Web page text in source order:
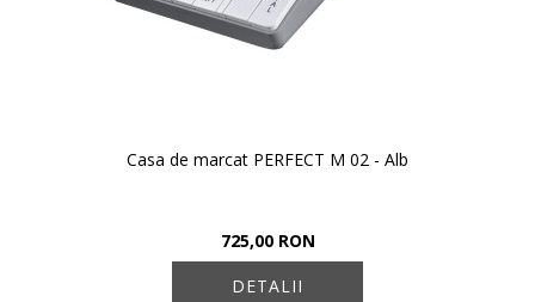
Casa de marcat PERFECT M 02 - Alb
725,00 RON
DETALII